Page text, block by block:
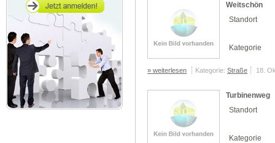
Weitschön
Standort
Kategorie
» weiterlesen Kategorie:Straße 18.
Turbinenweg
Standort
Kategorie